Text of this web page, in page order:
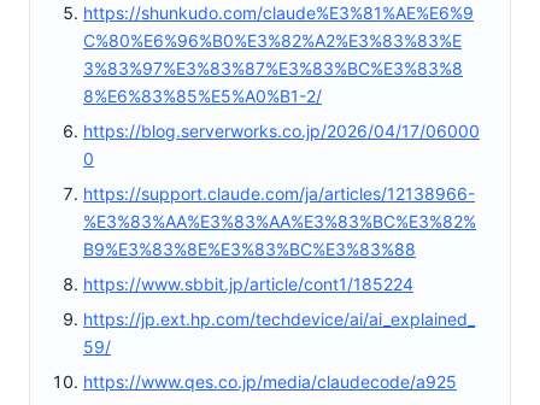
https://shunkudo.com/claude%E3%81%AE%E6%9
C%80%E6%96%B0%E3%82%A2%E3%83%83%E
3%83%97%E3%83%87%E3%83%BC%E3%83%8
8%E6%83%85%E5%A0%B1-2/
https://blog.serverworks.co.jp/2026/04/17/06000
0
https://support.claude.com/ja/articles/12138966-
%E3%83%AA%E3%83%AA%E3%83%BC%E3%82%
B9%E3%83%8E%E3%83%BC%E3%83%88
https://www.sbbit.jp/article/cont1/185224
https://jp.ext.hp.com/techdevice/ai/ai_explained_
59/
https://www.qes.co.jp/media/claudecode/a925